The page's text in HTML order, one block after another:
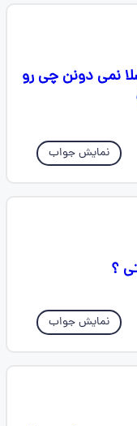
نمی دونن چی رو
نمایش جواب
؟
نمایش جواب